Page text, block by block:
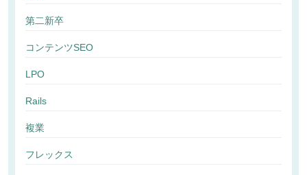
第二新卒
コンテンツSEO
LPO
Rails
複業
フレックス